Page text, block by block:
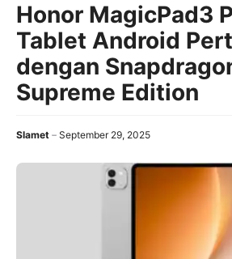
Honor MagicPad3
Tablet Android
dengan
Supreme Edition
Slamet September 29, 2025